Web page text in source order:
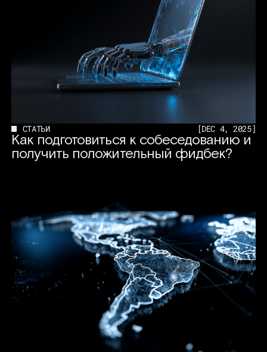
СТАТЬИ [DEC 4, 2025]
Как подготовиться к собеседованию и
получить положительный фидбек?